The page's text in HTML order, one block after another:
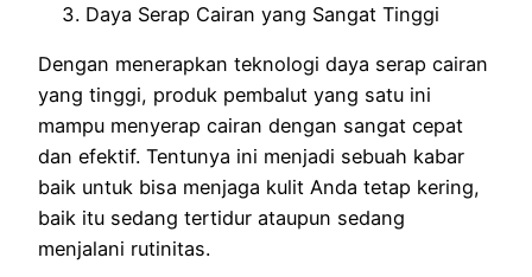
Daya Serap Cairan yang Sangat Tinggi
Dengan menerapkan teknologi daya serap cairan
yang tinggi, produk pembalut yang satu ini
mampu menyerap cairan dengan sangat cepat
dan efektif. Tentunya ini menjadi sebuah kabar
baik untuk bisa menjaga kulit Anda tetap kering,
baik itu sedang tertidur ataupun sedang
menjalani rutinitas.